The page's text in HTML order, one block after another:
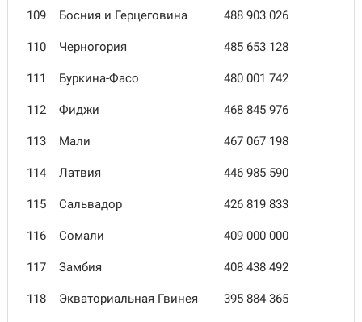
109 Босния и Герцеговина 488 903 026
110 Черногория 485 653 128
111 Буркина-Фасо 480 001 742
112 Фиджи 468 845 976
113 Мали 467 067 198
114 Латвия 446 985 590
115 Сальвадор 426 819 833
116 Сомали 409 000 000
117 Замбия 408 438 492
118 Экваториальная Гвинея 395 884 365